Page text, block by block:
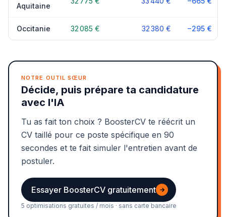
Aquitaine
Occitanie 32 085 € 32 380 € −295 €
NOTRE OUTIL SŒUR
Décide, puis prépare ta candidature
avec l'IA
Tu as fait ton choix ? BoosterCV te réécrit un
CV taillé pour ce poste spécifique en 90
secondes et te fait simuler l'entretien avant de
postuler.
Essayer BoosterCV gratuitement →
5 optimisations gratuites / mois · sans carte bancaire